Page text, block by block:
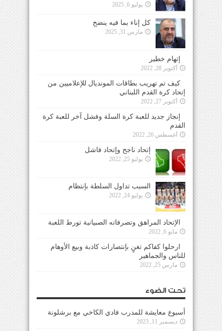
يوليو 6, 2025
كل إناء بما فيه ينضح
مارس 31, 2025
إتهام خطير
أكتوبر 28, 2022
كيف تم تهريب بطاقات المونديال للإعلاميين من
إتحاد كرة القدم اللبناني
أكتوبر 27, 2022
إنجاز جديد للعبة كرة السلة وفشل آخر للعبة كرة
القدم
أغسطس 26, 2022
إتحاد ناجح وإتحاد فاشل
يوليو 25, 2022
السبب تداول السلطة بإنتظام
يوليو 24, 2022
الإتحاد المراهق وتصرفاته الصبيانية تورط اللعبة
مايو 6, 2022
ارحلوا كفاكم تغنٍ بإنتصارات كاذبة وبيع الأوهام
للناس والجماهير
مارس 25, 2022
تحت الضوء
أسبوع معايشة للمدرب فادي الكاخي مع برشلونة
ديسمبر 11, 2023